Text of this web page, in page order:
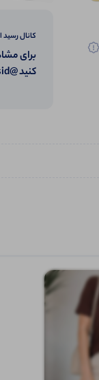
کانال رسید
برای
کنید @betaniresid